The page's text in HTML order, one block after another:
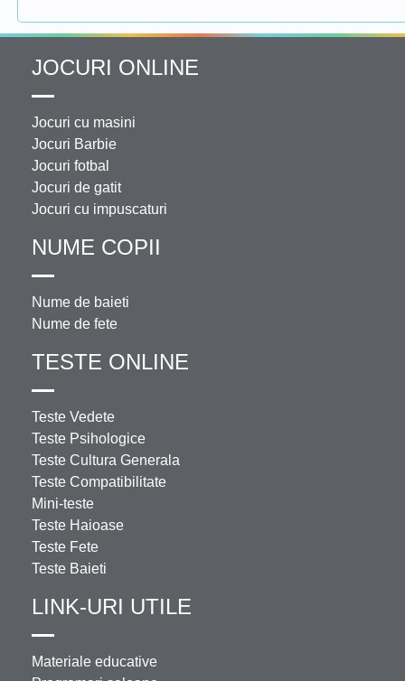
JOCURI ONLINE
Jocuri cu masini
Jocuri Barbie
Jocuri fotbal
Jocuri de gatit
Jocuri cu impuscaturi
NUME COPII
Nume de baieti
Nume de fete
TESTE ONLINE
Teste Vedete
Teste Psihologice
Teste Cultura Generala
Teste Compatibilitate
Mini-teste
Teste Haioase
Teste Fete
Teste Baieti
LINK-URI UTILE
Materiale educative